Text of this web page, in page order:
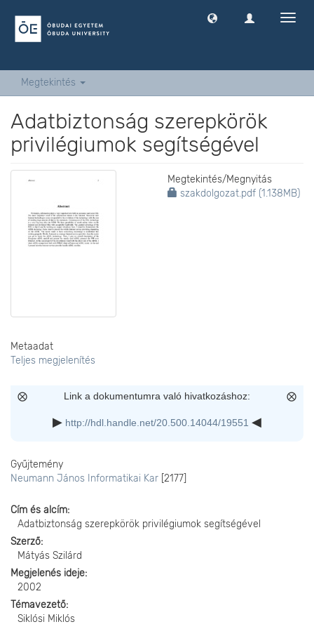
Megtekintés
Adatbiztonság szerepkörök
privilégiumok segítségével
Megtekintés/Megnyitás
szakdolgozat.pdf (1.138MB)
Metaadat
Teljes megjelenítés
Link a dokumentumra való hivatkozáshoz:
http://hdl.handle.net/20.500.14044/19551
Gyűjtemény
Neumann János Informatikai Kar [2177]
Cím és alcím
Adatbiztonság szerepkörök privilégiumok segítségével
Szerző
Mátyás Szilárd
Megjelenés ideje
2002
Témavezető
Siklósi Miklós